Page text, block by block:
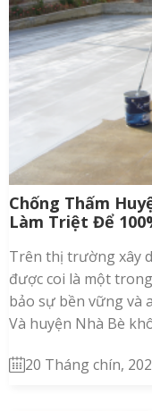
Chống Thấm
Làm Triệt Để
Trên thị trường xây
được coi là một
bảo sự bền vững và
Và huyện Nhà Bè
20 Tháng chín,